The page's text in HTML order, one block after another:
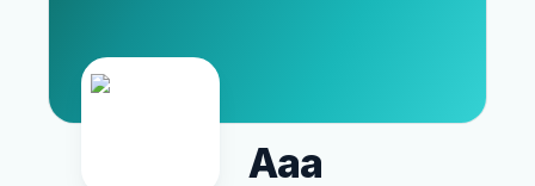
Aaa